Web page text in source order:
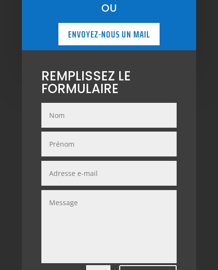
OU
ENVOYEZ-NOUS UN MAIL
REMPLISSEZ LE
FORMULAIRE